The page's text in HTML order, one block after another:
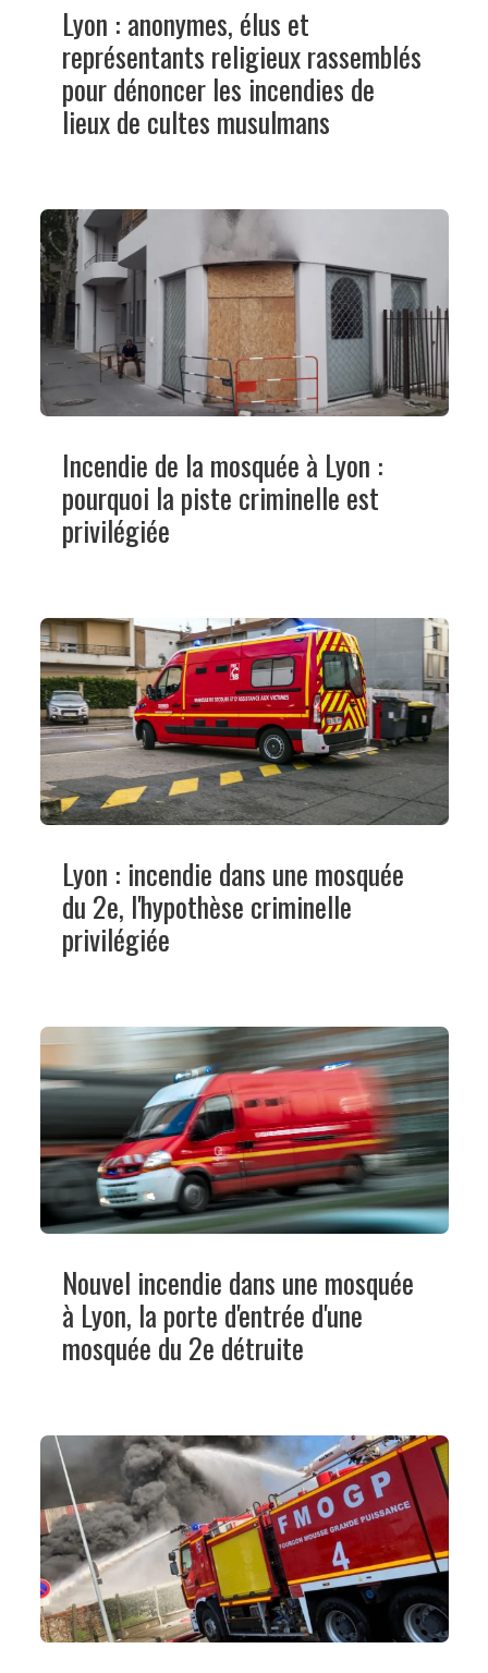
Lyon : anonymes, élus et
représentants religieux rassemblés
pour dénoncer les incendies de
lieux de cultes musulmans
Incendie de la mosquée à Lyon :
pourquoi la piste criminelle est
privilégiée
Lyon : incendie dans une mosquée
du 2e, l'hypothèse criminelle
privilégiée
Nouvel incendie dans une mosquée
à Lyon, la porte d'entrée d'une
mosquée du 2e détruite